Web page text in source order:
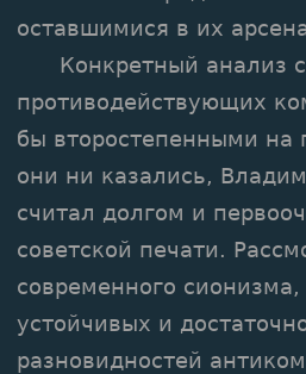
оставшимися в их
Конкретный анализ
противодействующих
бы второстепенными на
они ни казались,
считал долгом и
советской печати.
современного
устойчивых и
разновидностей